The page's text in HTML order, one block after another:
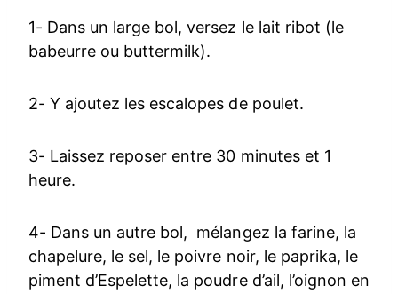
1- Dans un large bol, versez le lait ribot (le
babeurre ou buttermilk).
2- Y ajoutez les escalopes de poulet.
3- Laissez reposer entre 30 minutes et 1
heure.
4- Dans un autre bol, mélangez la farine, la
chapelure, le sel, le poivre noir, le paprika, le
piment d’Espelette, la poudre d’ail, l’oignon en